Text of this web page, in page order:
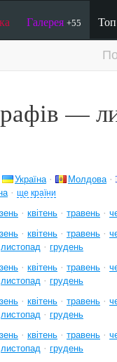
Галерея +55
—
Україна · Молдова ·
· ще країни
· квітень · травень ·
· квітень · травень ·
листопад · грудень
· квітень · травень ·
листопад · грудень
· квітень · травень ·
листопад · грудень
· квітень · травень ·
листопад · грудень